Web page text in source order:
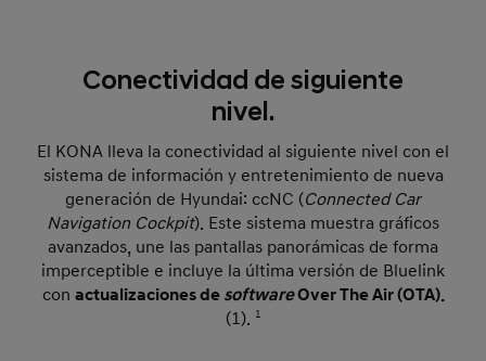
Conectividad de siguiente
nivel.
El KONA lleva la conectividad al siguiente nivel con el
sistema de información y entretenimiento de nueva
generación de Hyundai: ccNC (Connected Car
Navigation Cockpit). Este sistema muestra gráficos
avanzados, une las pantallas panorámicas de forma
imperceptible e incluye la última versión de Bluelink
con actualizaciones de softwareOver The Air (OTA).
(1). 1